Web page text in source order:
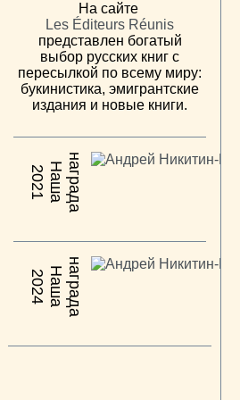
На сайте
Les Éditeurs Réunis
представлен богатый
выбор русских книг с
пересылкой по всему миру:
букинистика, эмигрантские
издания и новые книги.
2021 Н
а
ш
ан
а
г
р
а
да
2024 Н
а
ш
ан
а
г
р
а
да